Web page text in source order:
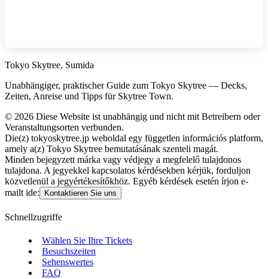
Tokyo Skytree, Sumida
Unabhängiger, praktischer Guide zum Tokyo Skytree — Decks,
Zeiten, Anreise und Tipps für Skytree Town.
© 2026 Diese Website ist unabhängig und nicht mit Betreibern oder
Veranstaltungsorten verbunden.
Die(z) tokyoskytree.jp weboldal egy független információs platform,
amely a(z) Tokyo Skytree bemutatásának szenteli magát.
Minden bejegyzett márka vagy védjegy a megfelelő tulajdonos
tulajdona. A jegyekkel kapcsolatos kérdésekben kérjük, forduljon
közvetlenül a jegyértékesítőkhöz. Egyéb kérdések esetén írjon e-
mailt ide:
Kontaktieren Sie uns
Schnellzugriffe
Wählen Sie Ihre Tickets
Besuchszeiten
Sehenswertes
FAQ